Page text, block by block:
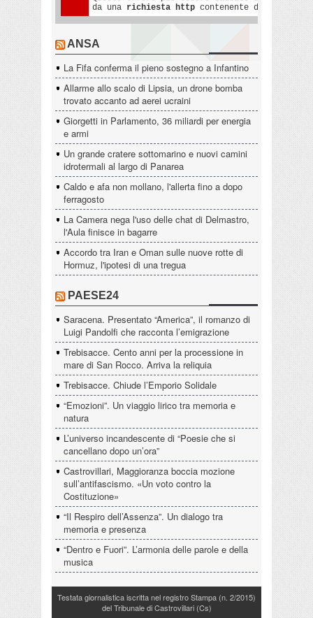
ANSA
La Fifa conferma il pieno sostegno a Infantino
Allarme allo scalo di Lipsia, un drone bomba
trovato accanto ad aerei ucraini
Giorgetti in Parlamento, 36 miliardi per energia
e armi
Un grande cratere sottomarino e nuovi camini
idrotermali al largo di Panarea
Caldo e afa non mollano, l'allerta fino a dopo
ferragosto
La Camera nega l'uso delle chat di Delmastro,
l'Aula finisce in bagarre
Accordo tra Iran e Oman sulle nuove rotte di
Hormuz, l'ipotesi di una tregua
PAESE24
Saracena. Presentato “America”, il romanzo di
Luigi Pandolfi che racconta l’emigrazione
Trebisacce. Cento anni per la processione in
mare di San Rocco. Arriva la reliquia
Trebisacce. Chiude l’Emporio Solidale
“Emozioni”. Un viaggio lirico tra memoria e
natura
L’universo incandescente di “Poesie che si
cancellano dopo un’ora”
Castrovillari, Maggioranza boccia mozione
sull’antifascismo. «Un voto contro la
Costituzione»
“Il Respiro dell’Assenza”. Un dialogo tra
memoria e presenza
“Dentro e Fuori”. L’armonia delle parole e della
musica
Testata giornalistica iscritta nel registro Stampa (n. 2/2015)
del Tribunale di Castrovillari (Cs)